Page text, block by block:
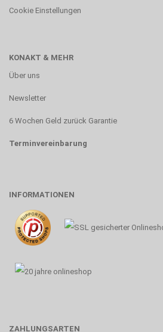
Cookie Einstellungen
KONAKT & MEHR
Über uns
Newsletter
6 Wochen Geld zurück Garantie
Terminvereinbarung
INFORMATIONEN
ZAHLUNGSARTEN